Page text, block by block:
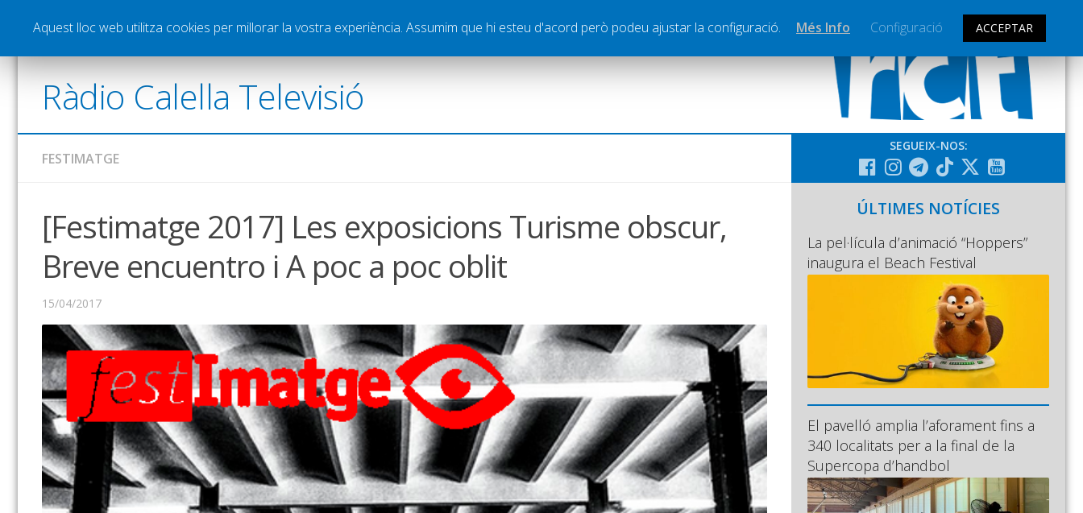
Notícies Esports Pòdcasts Vídeos Graella Publicitat Contacte
Ràdio Calella Televisió
FESTIMATGE
[Festimatge 2017] Les exposicions Turisme obscur,
Breve encuentro i A poc a poc oblit
15/04/2017
SEGUEIX-NOS:
ÚLTIMES NOTÍCIES
La pel·lícula d’animació “Hoppers”
inaugura el Beach Festival
El pavelló amplia l’aforament fins a
340 localitats per a la final de la
Supercopa d’handbol
Aquest lloc web utilitza cookies per millorar la vostra experiència. Assumim que hi esteu d'acord però podeu ajustar la configuració. Més Info Configuració ACCEPTAR